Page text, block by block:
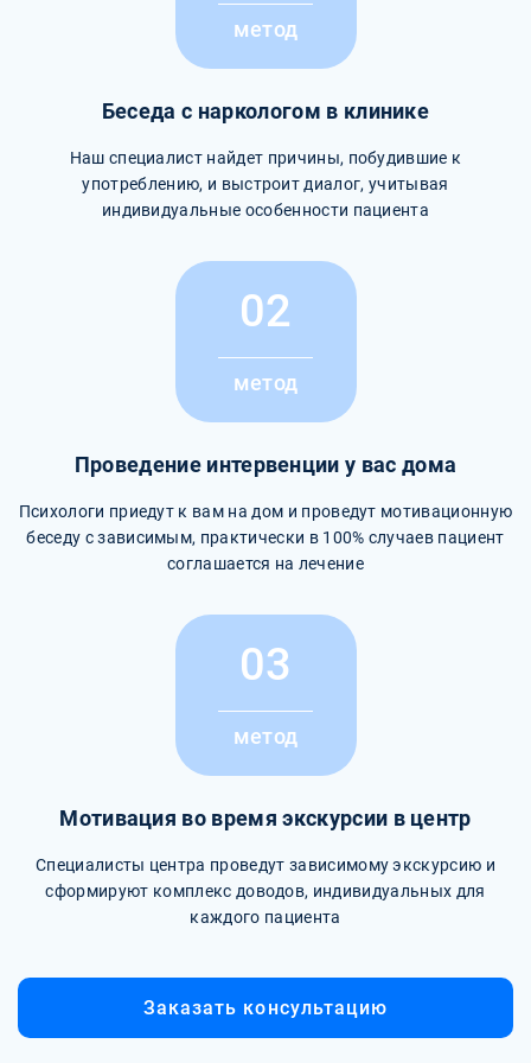
метод
Беседа с наркологом в клинике
Наш специалист найдет причины, побудившие к
употреблению, и выстроит диалог, учитывая
индивидуальные особенности пациента
02
метод
Проведение интервенции у вас дома
Психологи приедут к вам на дом и проведут мотивационную
беседу с зависимым, практически в 100% случаев пациент
соглашается на лечение
03
метод
Мотивация во время экскурсии в центр
Специалисты центра проведут зависимому экскурсию и
сформируют комплекс доводов, индивидуальных для
каждого пациента
Заказать консультацию